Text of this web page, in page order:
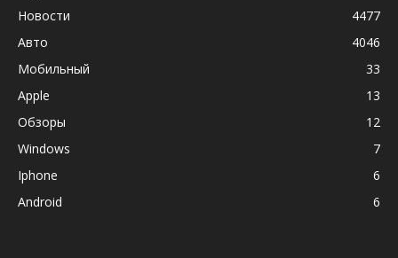
Новости
4477
Авто
4046
Мобильный
33
Apple
13
Обзоры
12
Windows
7
Iphone
6
Android
6